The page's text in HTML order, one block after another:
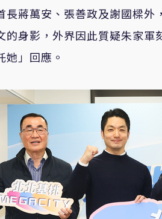
長蔣萬安、張善政及謝國樑
的身影，外界因此質疑朱家
她」回應。